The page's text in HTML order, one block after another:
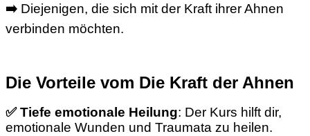
➡️ Diejenigen, die sich mit der Kraft ihrer Ahnen
verbinden möchten.
Die Vorteile vom Die Kraft der Ahnen
✅Tiefe emotionale Heilung: Der Kurs hilft dir,
emotionale Wunden und Traumata zu heilen.